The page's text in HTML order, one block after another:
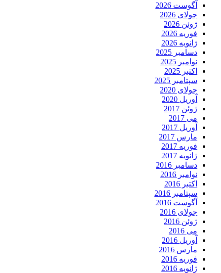
آگوست 2026
جولای 2026
ژوئن 2026
فوریه 2026
ژانویه 2026
دسامبر 2025
نوامبر 2025
اکتبر 2025
سپتامبر 2025
جولای 2020
آوریل 2020
ژوئن 2017
می 2017
آوریل 2017
مارس 2017
فوریه 2017
ژانویه 2017
دسامبر 2016
نوامبر 2016
اکتبر 2016
سپتامبر 2016
آگوست 2016
جولای 2016
ژوئن 2016
می 2016
آوریل 2016
مارس 2016
فوریه 2016
ژانویه 2016